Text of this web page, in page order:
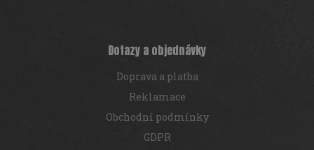
Dotazy a objednávky
Doprava a platba
Reklamace
Obchodní podmínky
GDPR